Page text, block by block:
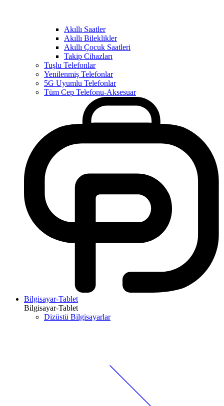
Akıllı Saatler
Akıllı Bileklikler
Akıllı Çocuk Saatleri
Takip Cihazları
Tuşlu Telefonlar
Yenilenmiş Telefonlar
5G Uyumlu Telefonlar
Tüm Cep Telefonu-Aksesuar
Bilgisayar-Tablet
Bilgisayar-Tablet
Dizüstü Bilgisayarlar